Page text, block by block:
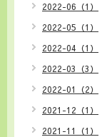
2022-06（1）
2022-05（1）
2022-04（1）
2022-03（3）
2022-01（2）
2021-12（1）
2021-11（1）